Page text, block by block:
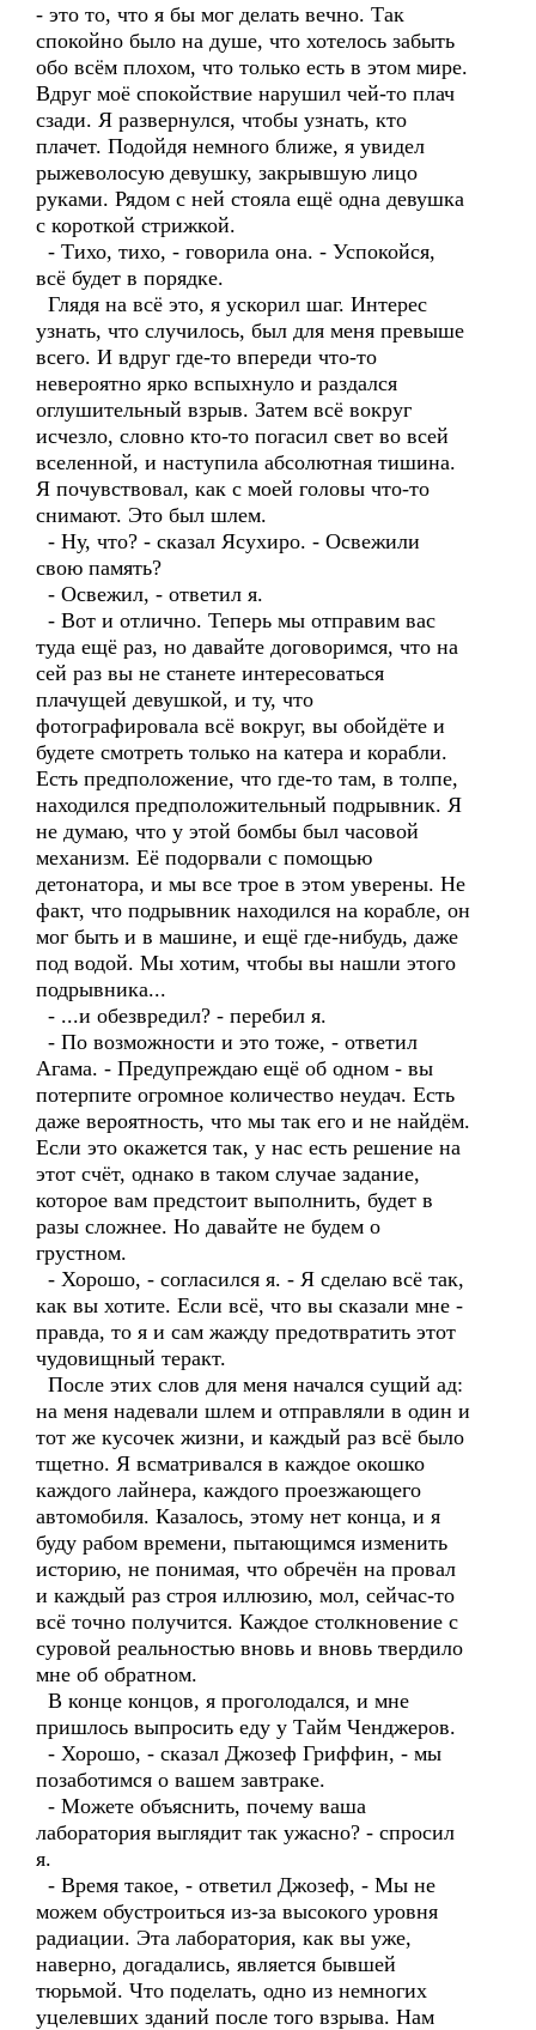
- это то, что я бы мог делать вечно. Так
спокойно было на душе, что хотелось забыть
обо всём плохом, что только есть в этом мире.
Вдруг моё спокойствие нарушил чей-то плач
сзади. Я развернулся, чтобы узнать, кто
плачет. Подойдя немного ближе, я увидел
рыжеволосую девушку, закрывшую лицо
руками. Рядом с ней стояла ещё одна девушка
с короткой стрижкой.
- Тихо, тихо, - говорила она. - Успокойся,
всё будет в порядке.
Глядя на всё это, я ускорил шаг. Интерес
узнать, что случилось, был для меня превыше
всего. И вдруг где-то впереди что-то
невероятно ярко вспыхнуло и раздался
оглушительный взрыв. Затем всё вокруг
исчезло, словно кто-то погасил свет во всей
вселенной, и наступила абсолютная тишина.
Я почувствовал, как с моей головы что-то
снимают. Это был шлем.
- Ну, что? - сказал Ясухиро. - Освежили
свою память?
- Освежил, - ответил я.
- Вот и отлично. Теперь мы отправим вас
туда ещё раз, но давайте договоримся, что на
сей раз вы не станете интересоваться
плачущей девушкой, и ту, что
фотографировала всё вокруг, вы обойдёте и
будете смотреть только на катера и корабли.
Есть предположение, что где-то там, в толпе,
находился предположительный подрывник. Я
не думаю, что у этой бомбы был часовой
механизм. Её подорвали с помощью
детонатора, и мы все трое в этом уверены. Не
факт, что подрывник находился на корабле, он
мог быть и в машине, и ещё где-нибудь, даже
под водой. Мы хотим, чтобы вы нашли этого
подрывника...
- ...и обезвредил? - перебил я.
- По возможности и это тоже, - ответил
Агама. - Предупреждаю ещё об одном - вы
потерпите огромное количество неудач. Есть
даже вероятность, что мы так его и не найдём.
Если это окажется так, у нас есть решение на
этот счёт, однако в таком случае задание,
которое вам предстоит выполнить, будет в
разы сложнее. Но давайте не будем о
грустном.
- Хорошо, - согласился я. - Я сделаю всё так,
как вы хотите. Если всё, что вы сказали мне -
правда, то я и сам жажду предотвратить этот
чудовищный теракт.
После этих слов для меня начался сущий ад:
на меня надевали шлем и отправляли в один и
тот же кусочек жизни, и каждый раз всё было
тщетно. Я всматривался в каждое окошко
каждого лайнера, каждого проезжающего
автомобиля. Казалось, этому нет конца, и я
буду рабом времени, пытающимся изменить
историю, не понимая, что обречён на провал
и каждый раз строя иллюзию, мол, сейчас-то
всё точно получится. Каждое столкновение с
суровой реальностью вновь и вновь твердило
мне об обратном.
В конце концов, я проголодался, и мне
пришлось выпросить еду у Тайм Ченджеров.
- Хорошо, - сказал Джозеф Гриффин, - мы
позаботимся о вашем завтраке.
- Можете объяснить, почему ваша
лаборатория выглядит так ужасно? - спросил
я.
- Время такое, - ответил Джозеф, - Мы не
можем обустроиться из-за высокого уровня
радиации. Эта лаборатория, как вы уже,
наверно, догадались, является бывшей
тюрьмой. Что поделать, одно из немногих
уцелевших зданий после того взрыва. Нам